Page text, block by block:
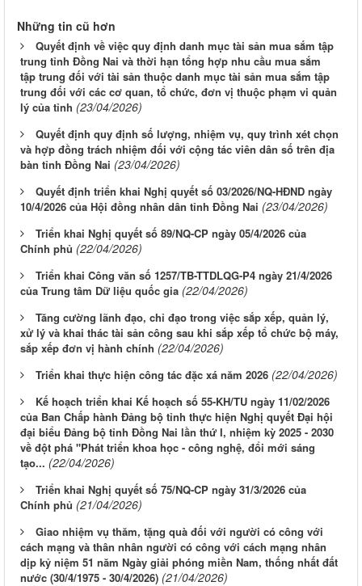
Những tin cũ hơn
Quyết định về việc quy định danh mục tài sản mua sắm tập
trung tỉnh Đồng Nai và thời hạn tổng hợp nhu cầu mua sắm
tập trung đối với tài sản thuộc danh mục tài sản mua sắm tập
trung đối với các cơ quan, tổ chức, đơn vị thuộc phạm vi quản
lý của tỉnh (23/04/2026)
Quyết định quy định số lượng, nhiệm vụ, quy trình xét chọn
và hợp đồng trách nhiệm đối với cộng tác viên dân số trên địa
bàn tỉnh Đồng Nai (23/04/2026)
Quyết định triển khai Nghị quyết số 03/2026/NQ-HĐND ngày
10/4/2026 của Hội đồng nhân dân tỉnh Đồng Nai (23/04/2026)
Triển khai Nghị quyết số 89/NQ-CP ngày 05/4/2026 của
Chính phủ (22/04/2026)
Triển khai Công văn số 1257/TB-TTDLQG-P4 ngày 21/4/2026
của Trung tâm Dữ liệu quốc gia (22/04/2026)
Tăng cường lãnh đạo, chỉ đạo trong việc sắp xếp, quản lý,
xử lý và khai thác tài sản công sau khi sắp xếp tổ chức bộ máy,
sắp xếp đơn vị hành chính (22/04/2026)
Triển khai thực hiện công tác đặc xá năm 2026 (22/04/2026)
Kế hoạch triển khai Kế hoạch số 55-KH/TU ngày 11/02/2026
của Ban Chấp hành Đảng bộ tỉnh thực hiện Nghị quyết Đại hội
đại biểu Đảng bộ tỉnh Đồng Nai lần thứ I, nhiệm kỳ 2025 - 2030
về đột phá "Phát triển khoa học - công nghệ, đổi mới sáng
tạo... (22/04/2026)
Triển khai Nghị quyết số 75/NQ-CP ngày 31/3/2026 của
Chính phủ (21/04/2026)
Giao nhiệm vụ thăm, tặng quà đối với người có công với
cách mạng và thân nhân người có công với cách mạng nhân
dịp kỷ niệm 51 năm Ngày giải phóng miền Nam, thống nhất đất
nước (30/4/1975 - 30/4/2026) (21/04/2026)